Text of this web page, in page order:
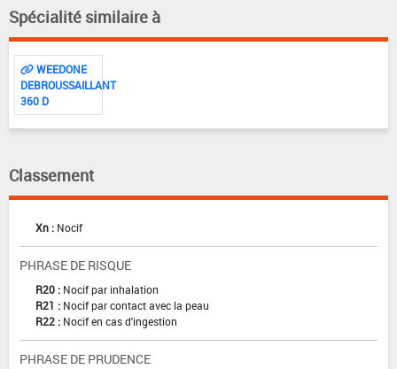
Spécialité similaire à
WEEDONE
DEBROUSSAILLANT
360 D
Classement
Xn : Nocif
PHRASE DE RISQUE
R20 : Nocif par inhalation
R21 : Nocif par contact avec la peau
R22 : Nocif en cas d'ingestion
PHRASE DE PRUDENCE